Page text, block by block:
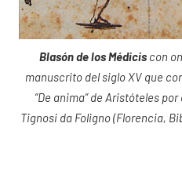
Blasón de los Médiciscon
manuscrito del siglo XV que
“De anima” de Aristóteles
Tignosi da Foligno (Florencia,